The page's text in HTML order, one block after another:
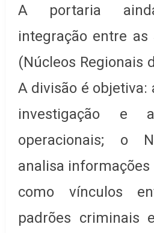
A portaria
integração entre as
(Núcleos Regionais
A divisão é objetiva:
investigação e
operacionais; o
analisa
como vínculos
padrões criminais